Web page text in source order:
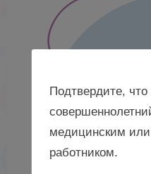
Подтвердите,
медицинским
работником.